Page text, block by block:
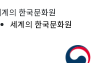
의 한국문화원
세계의 한국문화원